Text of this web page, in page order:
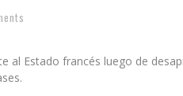
al Estado francés luego de